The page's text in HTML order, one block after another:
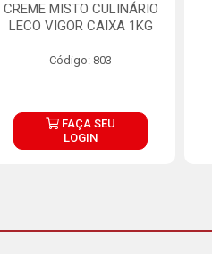
CREME MISTO CULINÁRIO
LECO VIGOR CAIXA 1KG
Código: 803
FAÇA SEU
LOGIN